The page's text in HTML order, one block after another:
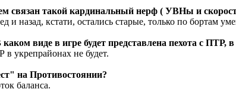
связан такой кардинальный нерф ( УВНы и
и назад, кстати, остались старые, только по бортам
виде в игре будет представлена пехота с
укрепрайонах не будет.
на Противостоянии?
баланса.